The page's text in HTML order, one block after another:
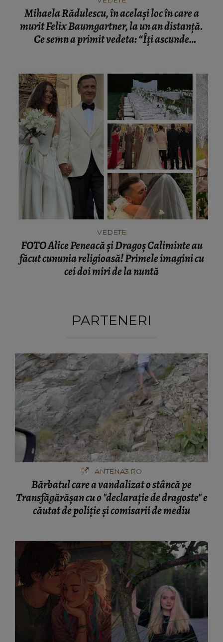
Mihaela Rădulescu, în același loc în care a
murit Felix Baumgartner, la un an distanță.
Ce semn a primit vedeta: “Îți ascunde
VEDETE
FOTO Alice Peneacă și Dragoș Caliminte au
făcut cununia religioasă! Primele imagini cu
cei doi miri de la nuntă
PARTENERI
ANTENA3.RO
Bărbatul care a vandalizat o stâncă pe
Transfăgărășan cu o "declaraţie de dragoste" e
căutat de poliție și comisarii de mediu